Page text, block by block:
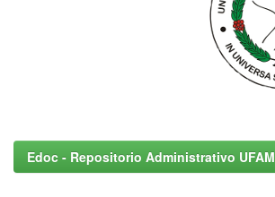
Edoc - Repositorio Administrativo UFAM